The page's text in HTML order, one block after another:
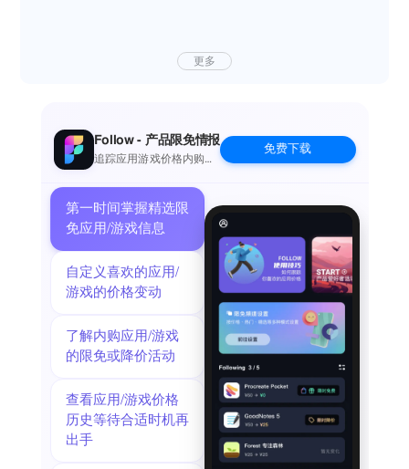
更多
Follow - 产品限免情报
追踪应用游戏价格内购波
免费下载
第一时间掌握精选限
免应用/游戏信息
自定义喜欢的应用/
游戏的价格变动
了解内购应用/游戏
的限免或降价活动
查看应用/游戏价格
历史等待合适时机再
出手